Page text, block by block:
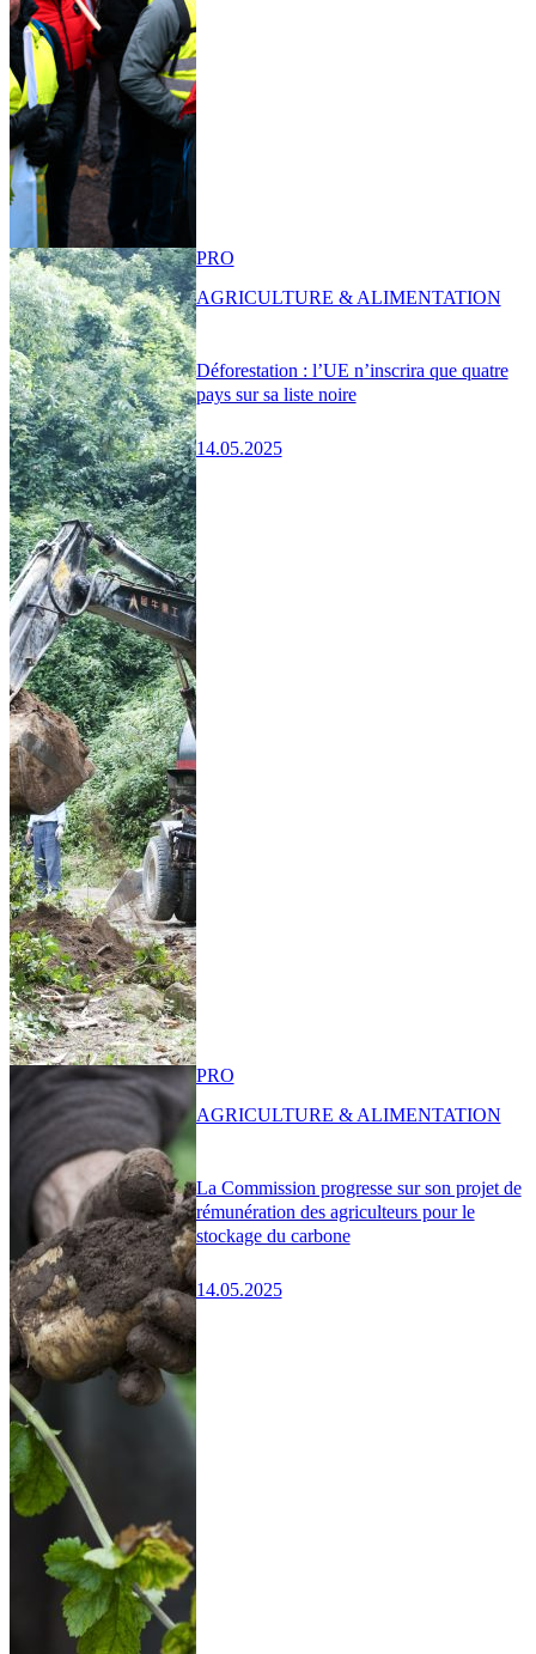
Déforestation : l’UE n’inscrira que quatre
pays sur sa liste noire
14.05.2025
PRO
AGRICULTURE & ALIMENTATION
La Commission progresse sur son projet de
rémunération des agriculteurs pour le
stockage du carbone
14.05.2025
PRO
AGRICULTURE & ALIMENTATION